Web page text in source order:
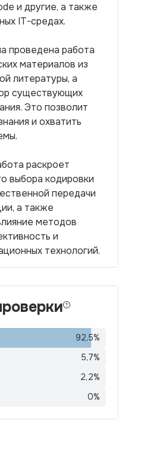
и другие, а также
IT-средах.
проведена работа
материалов из
литературы, а
существующих
Это позволит
и охватить
раскроет
выбора кодировки
передачи
а также
методов
и
технологий.
92,5%
5,7%
2,2%
0%